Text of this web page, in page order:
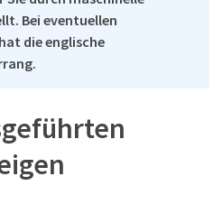
Bei eventuellen
die englische